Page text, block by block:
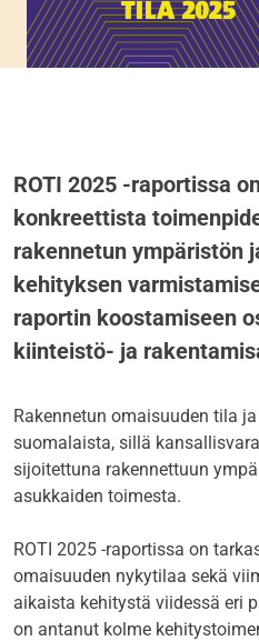
ROTI 2025 -raportissa
konkreettista
rakennetun ympäristön
kehityksen
raportin koostamiseen
kiinteistö- ja
Rakennetun omaisuuden tila
suomalaista, sillä
sijoitettuna rakennettuun
asukkaiden toimesta.
ROTI 2025 -raportissa on
omaisuuden nykytilaa sekä
aikaista kehitystä viidessä eri
on antanut kolme